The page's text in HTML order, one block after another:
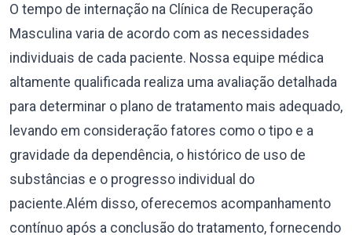
O tempo de internação na Clínica de Recuperação
Masculina varia de acordo com as necessidades
individuais de cada paciente. Nossa equipe médica
altamente qualificada realiza uma avaliação detalhada
para determinar o plano de tratamento mais adequado,
levando em consideração fatores como o tipo e a
gravidade da dependência, o histórico de uso de
substâncias e o progresso individual do
paciente.Além disso, oferecemos acompanhamento
contínuo após a conclusão do tratamento, fornecendo